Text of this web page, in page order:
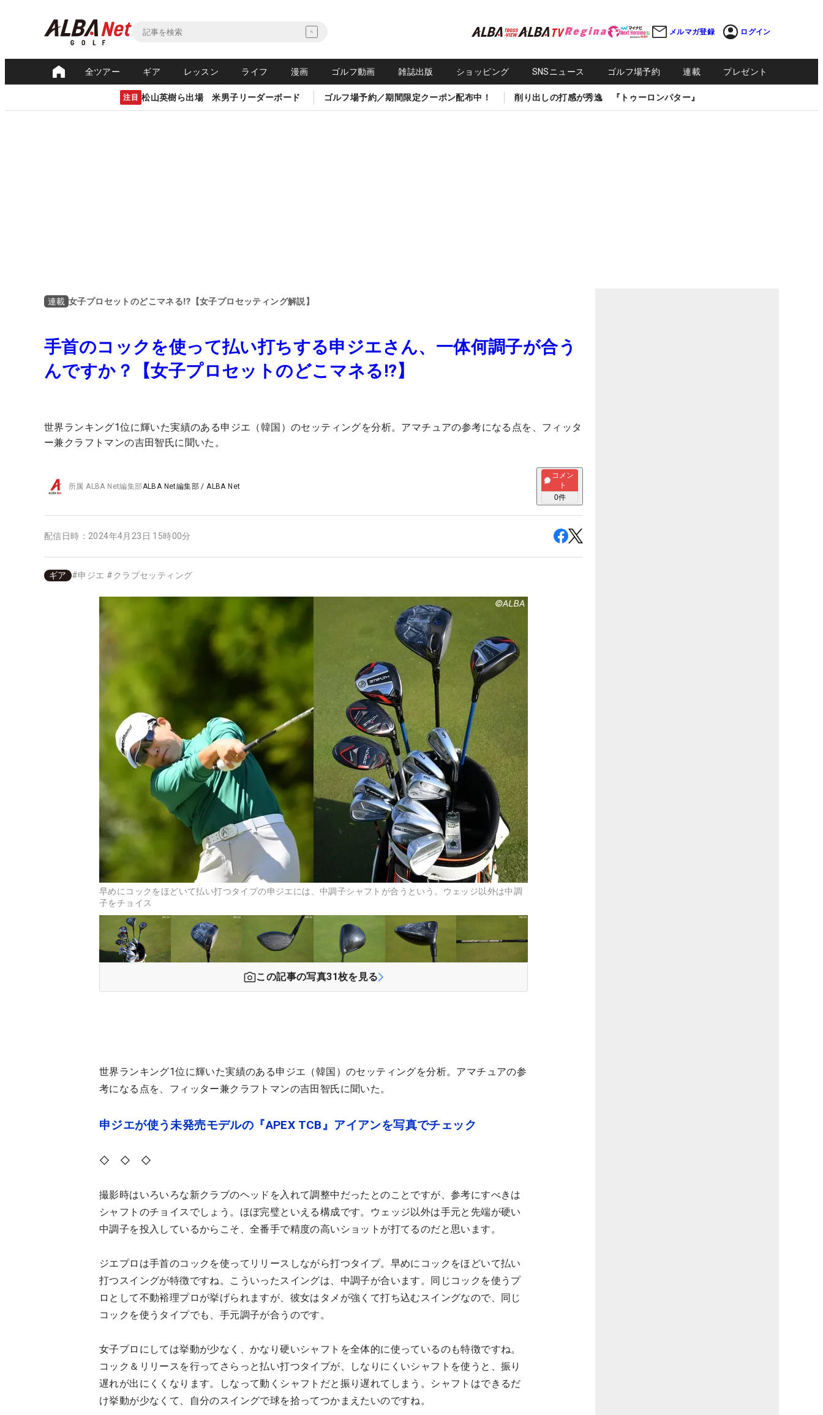
メルマガ登録 ログイン
全ツアー ギア レッスン ライフ 漫画 ゴルフ動画 雑誌出版 ショッピング SNSニュース ゴルフ場予約 連載 プレゼント
注目 松山英樹ら出場 米男子リーダーボード ゴルフ場予約／期間限定クーポン配布中！ 削り出しの打感が秀逸 『トゥーロンパター』
連載 女子プロセットのどこマネる⁉【女子プロセッティング解説】
手首のコックを使って払い打ちする申ジエさん、一体何調子が合う
んですか？【女子プロセットのどこマネる!?】
世界ランキング1位に輝いた実績のある申ジエ（韓国）のセッティングを分析。アマチュアの参考になる点を、フィッタ
ー兼クラフトマンの吉田智氏に聞いた。
所属 ALBA Net編集部ALBA Net編集部 / ALBA Net
コメン
ト
0件
配信日時： 2024年4月23日 15時00分
ギア #申ジエ # クラブセッティング
早めにコックをほどいて払い打つタイプの申ジエには、中調子シャフトが合うという。ウェッジ以外は中調
子をチョイス
この記事の写真31枚を見る
世界ランキング1位に輝いた実績のある申ジエ（韓国）のセッティングを分析。アマチュアの参
考になる点を、フィッター兼クラフトマンの吉田智氏に聞いた。
申ジエが使う未発売モデルの『APEX TCB』アイアンを写真でチェック
◇ ◇ ◇
撮影時はいろいろな新クラブのヘッドを入れて調整中だったとのことですが、参考にすべきは
シャフトのチョイスでしょう。ほぼ完璧といえる構成です。ウェッジ以外は手元と先端が硬い
中調子を投入しているからこそ、全番手で精度の高いショットが打てるのだと思います。
ジエプロは手首のコックを使ってリリースしながら打つタイプ。早めにコックをほどいて払い
打つスイングが特徴ですね。こういったスイングは、中調子が合います。同じコックを使うプ
ロとして不動裕理プロが挙げられますが、彼女はタメが強くて打ち込むスイングなので、同じ
コックを使うタイプでも、手元調子が合うのです。
女子プロにしては挙動が少なく、かなり硬いシャフトを全体的に使っているのも特徴ですね。
コック＆リリースを行ってさらっと払い打つタイプが、しなりにくいシャフトを使うと、振り
遅れが出にくくなります。しなって動くシャフトだと振り遅れてしまう。シャフトはできるだ
け挙動が少なくて、自分のスイングで球を拾ってつかまえたいのですね。